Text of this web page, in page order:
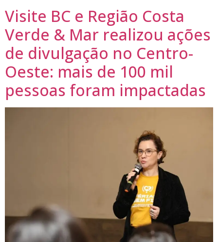
Visite BC e Região Costa
Verde & Mar realizou ações
de divulgação no Centro-
Oeste: mais de 100 mil
pessoas foram impactadas